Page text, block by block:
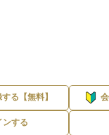
る【無料】
ンする